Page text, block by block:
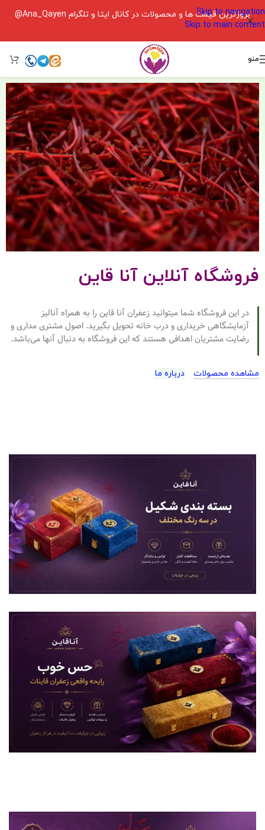
Skip to navigation
Skip to main content
بروزترین قیمت ها و محصولات در کانال ایتا و تلگرام Ana_Qayen@
منو
فروشگاه آنلاین آنا قاین
در این فروشگاه شما میتوانید زعفران آنا قاین را به همراه آنالیز
آزمایشگاهی خریداری و درب خانه تحویل بگیرید. اصول مشتری مداری و
رضایت مشتریان اهدافی هستند که این فروشگاه به دنبال آنها می‌باشد.
مشاهده محصولات درباره ما